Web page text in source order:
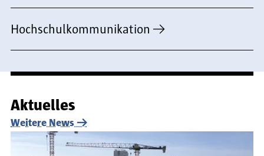
Hochschulkommunikation
Aktuelles
Weitere News